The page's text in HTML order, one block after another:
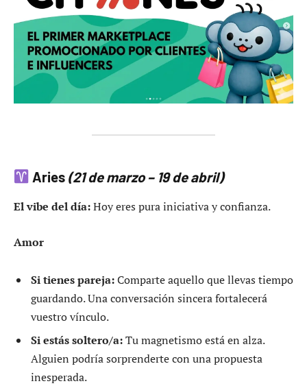
Aries (21 de marzo – 19 de abril)
El vibe del día:Hoy eres pura iniciativa y confianza.
Amor
Si tienes pareja:Comparte aquello que llevas tiempo
guardando. Una conversación sincera fortalecerá
vuestro vínculo.
Si estás soltero/a:Tu magnetismo está en alza.
Alguien podría sorprenderte con una propuesta
inesperada.